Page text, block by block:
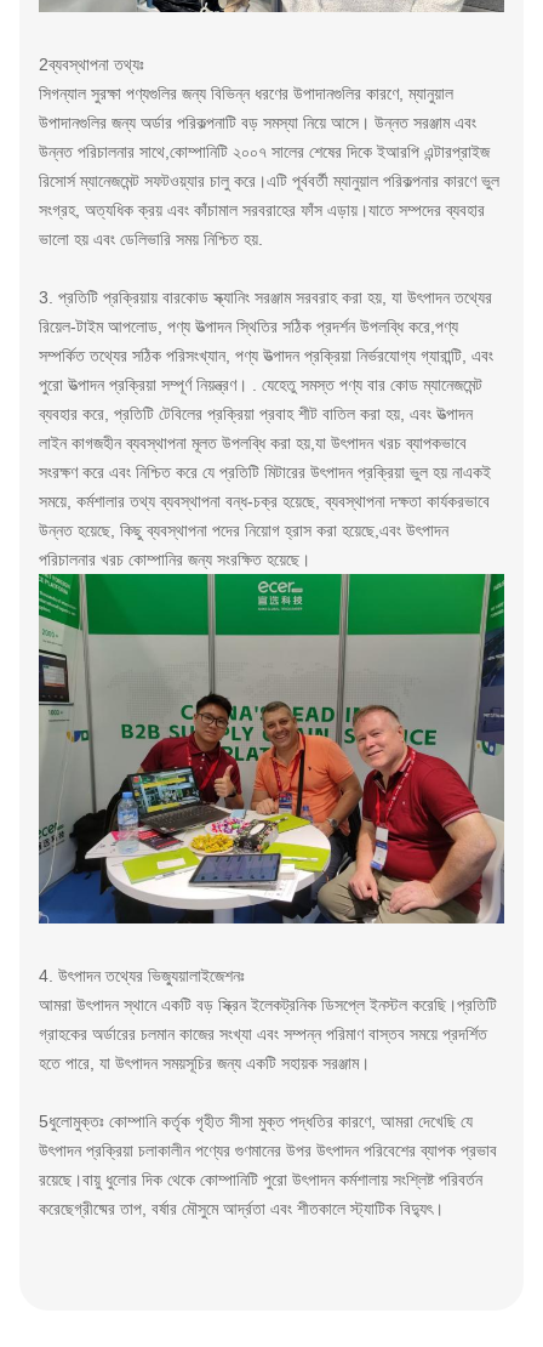
2ব্যবস্থাপনা তথ্যঃ
সিগন্যাল সুরক্ষা পণ্যগুলির জন্য বিভিন্ন ধরণের উপাদানগুলির কারণে, ম্যানুয়াল
উপাদানগুলির জন্য অর্ডার পরিকল্পনাটি বড় সমস্যা নিয়ে আসে। উন্নত সরঞ্জাম এবং
উন্নত পরিচালনার সাথে,কোম্পানিটি ২০০৭ সালের শেষের দিকে ইআরপি এন্টারপ্রাইজ
রিসোর্স ম্যানেজমেন্ট সফটওয়্যার চালু করে।এটি পূর্ববর্তী ম্যানুয়াল পরিকল্পনার কারণে ভুল
সংগ্রহ, অত্যধিক ক্রয় এবং কাঁচামাল সরবরাহের ফাঁস এড়ায়।যাতে সম্পদের ব্যবহার
ভালো হয় এবং ডেলিভারি সময় নিশ্চিত হয়.
3. প্রতিটি প্রক্রিয়ায় বারকোড স্ক্যানিং সরঞ্জাম সরবরাহ করা হয়, যা উৎপাদন তথ্যের
রিয়েল-টাইম আপলোড, পণ্য উত্পাদন স্থিতির সঠিক প্রদর্শন উপলব্ধি করে,পণ্য
সম্পর্কিত তথ্যের সঠিক পরিসংখ্যান, পণ্য উত্পাদন প্রক্রিয়া নির্ভরযোগ্য গ্যারান্টি, এবং
পুরো উত্পাদন প্রক্রিয়া সম্পূর্ণ নিয়ন্ত্রণ। . যেহেতু সমস্ত পণ্য বার কোড ম্যানেজমেন্ট
ব্যবহার করে, প্রতিটি টেবিলের প্রক্রিয়া প্রবাহ শীট বাতিল করা হয়, এবং উত্পাদন
লাইন কাগজহীন ব্যবস্থাপনা মূলত উপলব্ধি করা হয়,যা উৎপাদন খরচ ব্যাপকভাবে
সংরক্ষণ করে এবং নিশ্চিত করে যে প্রতিটি মিটারের উৎপাদন প্রক্রিয়া ভুল হয় নাএকই
সময়ে, কর্মশালার তথ্য ব্যবস্থাপনা বন্ধ-চক্র হয়েছে, ব্যবস্থাপনা দক্ষতা কার্যকরভাবে
উন্নত হয়েছে, কিছু ব্যবস্থাপনা পদের নিয়োগ হ্রাস করা হয়েছে,এবং উৎপাদন
পরিচালনার খরচ কোম্পানির জন্য সংরক্ষিত হয়েছে।
4. উৎপাদন তথ্যের ভিজ্যুয়ালাইজেশনঃ
আমরা উৎপাদন স্থানে একটি বড় স্ক্রিন ইলেকট্রনিক ডিসপ্লে ইনস্টল করেছি।প্রতিটি
গ্রাহকের অর্ডারের চলমান কাজের সংখ্যা এবং সম্পন্ন পরিমাণ বাস্তব সময়ে প্রদর্শিত
হতে পারে, যা উৎপাদন সময়সূচির জন্য একটি সহায়ক সরঞ্জাম।
5ধুলোমুক্তঃ কোম্পানি কর্তৃক গৃহীত সীসা মুক্ত পদ্ধতির কারণে, আমরা দেখেছি যে
উৎপাদন প্রক্রিয়া চলাকালীন পণ্যের গুণমানের উপর উৎপাদন পরিবেশের ব্যাপক প্রভাব
রয়েছে।বায়ু ধুলোর দিক থেকে কোম্পানিটি পুরো উৎপাদন কর্মশালায় সংশ্লিষ্ট পরিবর্তন
করেছেগ্রীষ্মের তাপ, বর্ষার মৌসুমে আর্দ্রতা এবং শীতকালে স্ট্যাটিক বিদ্যুৎ।